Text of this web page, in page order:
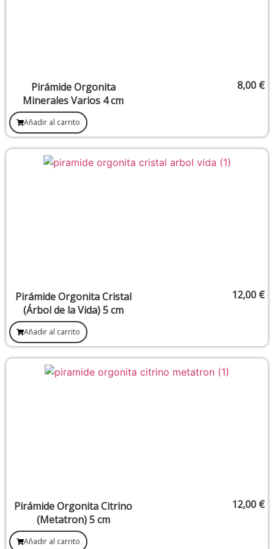
Pirámide Orgonita
Minerales Varios 4 cm
8,00 €
Añadir al carrito
Pirámide Orgonita Cristal
(Árbol de la Vida) 5 cm
12,00 €
Añadir al carrito
Pirámide Orgonita Citrino
(Metatron) 5 cm
12,00 €
Añadir al carrito